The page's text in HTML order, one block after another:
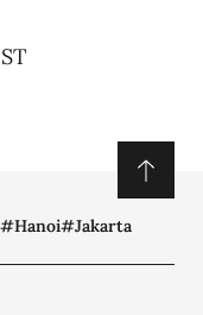
#Hanoi#Jakarta